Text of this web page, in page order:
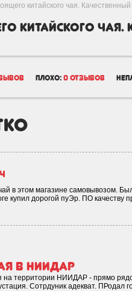
китайского чая.
китайского чая.
плохо: 0 отзывов
в этом магазине самовывозом.
купил дорогой пуЭр. ПО качеству
в НИИДАР
на территории НИИДАР - прямо
Сотрдуник адекват.